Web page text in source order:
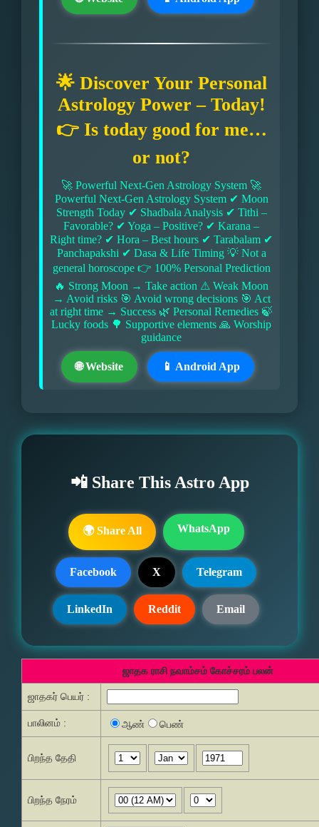
🌟 Discover Your Personal
Astrology Power – Today!
👉 Is today good for me…
or not?
🚀 Powerful Next-Gen Astrology System 🚀
Powerful Next-Gen Astrology System ✔ Moon
Strength Today ✔ Shadbala Analysis ✔ Tithi –
Favorable? ✔ Yoga – Positive? ✔ Karana –
Right time? ✔ Hora – Best hours ✔ Tarabalam ✔
Panchapakshi ✔ Dasa & Life Timing 💡 Not a
general horoscope 👉 100% Personal Prediction
🔥 Strong Moon → Take action ⚠ Weak Moon
→ Avoid risks 🎯 Avoid wrong decisions 🎯 Act
at right time → Success 🌿 Personal Remedies 🍃
Lucky foods 🌳 Supportive elements 🙏 Worship
guidance
🌐 Website 📱 Android App
📲 Share This Astro App
🌍 Share All WhatsApp
Facebook X Telegram
LinkedIn Reddit Email
ஜாதக ராசி நவாம்சம் கோச்சரம் பலன்
ஜாதகர் பெயர் :
பாலினம் : ஆண் பெண்
பிறந்த தேதி
பிறந்த நேரம்